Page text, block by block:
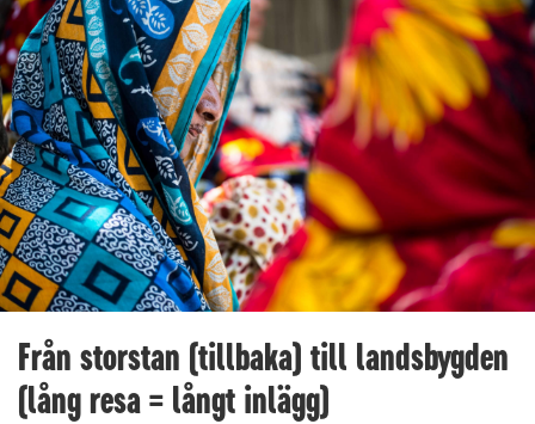
Från storstan (tillbaka) till landsbygden
(lång resa = långt inlägg)